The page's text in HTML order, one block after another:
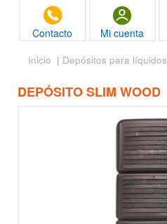
Contacto Mi cuenta
Inicio | Depósitos para líquidos
DEPÓSITO SLIM WOOD